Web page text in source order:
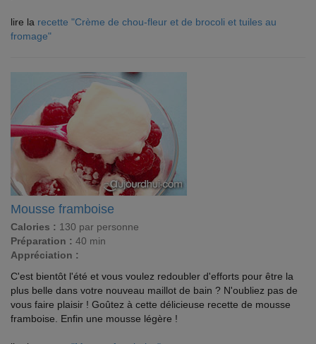
lire la recette "Crème de chou-fleur et de brocoli et tuiles au
fromage"
Mousse framboise
Calories : 130 par personne
Préparation : 40 min
Appréciation :
C'est bientôt l'été et vous voulez redoubler d'efforts pour être la
plus belle dans votre nouveau maillot de bain ? N'oubliez pas de
vous faire plaisir ! Goûtez à cette délicieuse recette de mousse
framboise. Enfin une mousse légère !